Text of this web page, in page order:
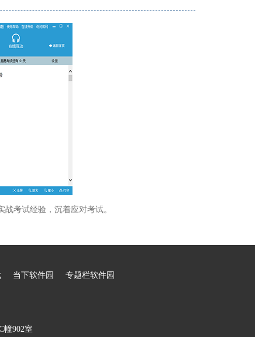
考试经验，沉着应对考试。
当下软件园 专题栏软件园
幢902室